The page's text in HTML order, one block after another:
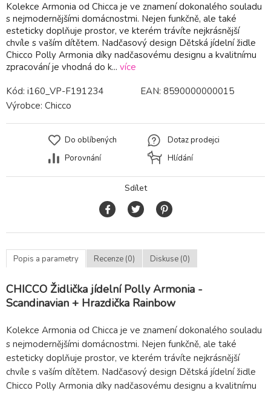
Kolekce Armonia od Chicca je ve znamení dokonalého souladu
s nejmodernějšími domácnostmi. Nejen funkčně, ale také
esteticky doplňuje prostor, ve kterém trávíte nejkrásnější
chvíle s vaším dítětem. Nadčasový design Dětská jídelní židle
Chicco Polly Armonia díky nadčasovému designu a kvalitnímu
zpracování je vhodná do k... více
Kód: i160_VP-F191234 EAN: 8590000000015
Výrobce: Chicco
Do oblíbených
Porovnání
Dotaz prodejci
Hlídání
Sdílet
Popis a parametry Recenze (0) Diskuse (0)
CHICCO Židlička jídelní Polly Armonia -
Scandinavian + Hrazdička Rainbow
Kolekce Armonia od Chicca je ve znamení dokonalého souladu
s nejmodernějšími domácnostmi. Nejen funkčně, ale také
esteticky doplňuje prostor, ve kterém trávíte nejkrásnější
chvíle s vaším dítětem. Nadčasový design Dětská jídelní židle
Chicco Polly Armonia díky nadčasovému designu a kvalitnímu